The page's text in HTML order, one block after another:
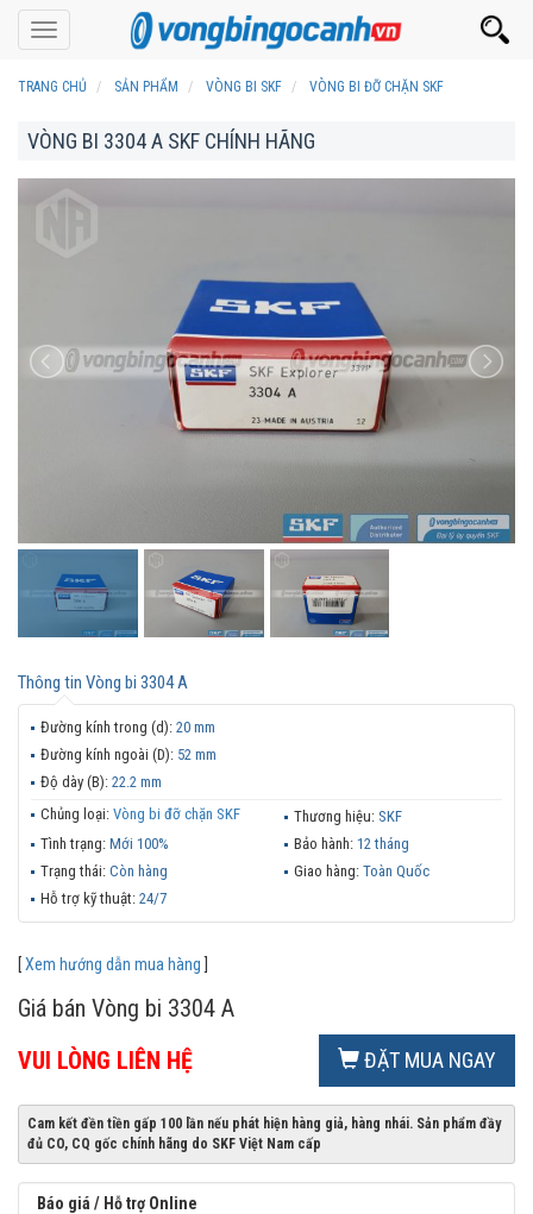
Toggle
navigation
TRANG CHỦ SẢN PHẨM VÒNG BI SKF VÒNG BI ĐỠ CHẶN SKF
VÒNG BI 3304 A SKF CHÍNH HÃNG
Thông tin Vòng bi 3304 A
Đường kính trong (d): 20 mm
Đường kính ngoài (D): 52 mm
Độ dày (B): 22.2 mm
Chủng loại: Vòng bi đỡ chặn SKF Thương hiệu: SKF
Tình trạng: Mới 100% Bảo hành: 12 tháng
Trạng thái: Còn hàng Giao hàng: Toàn Quốc
Hỗ trợ kỹ thuật: 24/7
[Xem hướng dẫn mua hàng
Giá bán Vòng bi 3304 A
VUI LÒNG LIÊN HỆ
ĐẶT MUA NGAY
Cam kết đền tiền gấp 100 lần nếu phát hiện hàng giả, hàng nhái. Sản phẩm đầy
đủ CO, CQ gốc chính hãng do SKF Việt Nam cấp
Báo giá / Hỗ trợ Online